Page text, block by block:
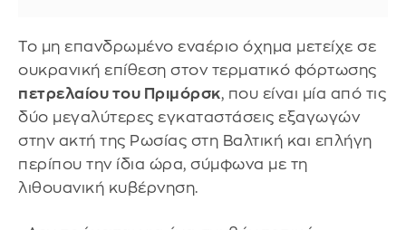
Το μη επανδρωμένο εναέριο όχημα μετείχε σε
ουκρανική επίθεση στον τερματικό φόρτωσης
πετρελαίου του Πριμόρσκ, που είναι μία από τις
δύο μεγαλύτερες εγκαταστάσεις εξαγωγών
στην ακτή της Ρωσίας στη Βαλτική και επλήγη
περίπου την ίδια ώρα, σύμφωνα με τη
λιθουανική κυβέρνηση.